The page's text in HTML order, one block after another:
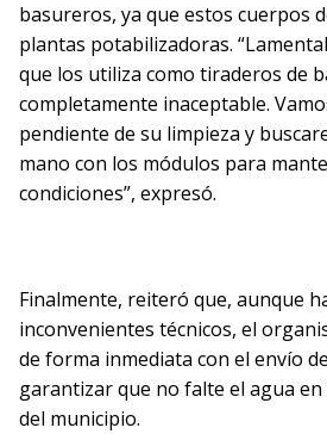
basureros, ya que estos cuerpos
plantas potabilizadoras.
que los utiliza como tiraderos de
completamente inaceptable.
pendiente de su limpieza y
mano con los módulos para
condiciones”, expresó.
Finalmente, reiteró que, aunque
inconvenientes técnicos, el
de forma inmediata con el envío
garantizar que no falte el agua
del municipio.